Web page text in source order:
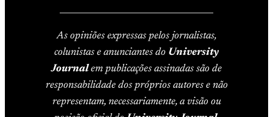
As opiniões expressas pelos jornalistas,
colunistas e anunciantes do University
Journalem publicações assinadas são de
responsabilidade dos próprios autores e não
representam, necessariamente, a visão ou